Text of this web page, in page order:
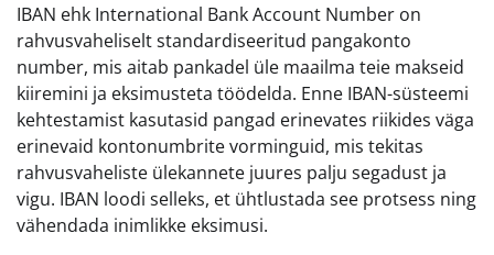
IBAN ehk International Bank Account Number on
rahvusvaheliselt standardiseeritud pangakonto
number, mis aitab pankadel üle maailma teie makseid
kiiremini ja eksimusteta töödelda. Enne IBAN-süsteemi
kehtestamist kasutasid pangad erinevates riikides väga
erinevaid kontonumbrite vorminguid, mis tekitas
rahvusvaheliste ülekannete juures palju segadust ja
vigu. IBAN loodi selleks, et ühtlustada see protsess ning
vähendada inimlikke eksimusi.